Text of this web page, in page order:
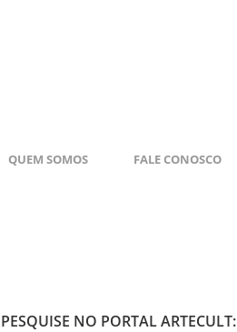
QUEM SOMOS FALE CONOSCO
PESQUISE NO PORTAL ARTECULT: